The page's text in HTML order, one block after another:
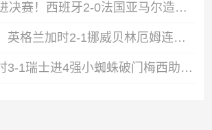
时隔16年进决赛！西班牙2-0法国亚马尔造点奥亚萨瓦尔、波罗破门
晋级四强！英格兰加时2-1挪威贝林厄姆连场双响谢尔德鲁普破门
阿根廷加时3-1瑞士进4强小蜘蛛破门梅西助攻麦卡恩博洛假摔染红